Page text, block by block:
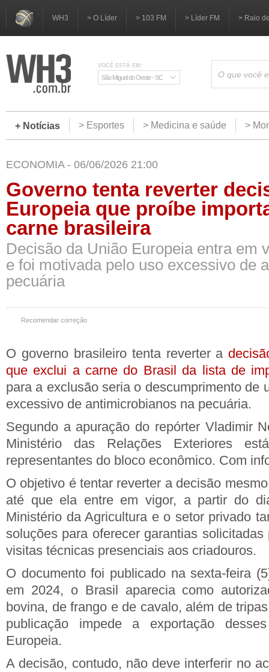
WH3 > O Líder > 103 FM > Líder FM > Raio
VOCÊ ESTÁ EM:
São Miguel do Oeste - SC
+ Notícias > Esportes > Medicina e saúde >
ECONOMIA - 06/06/2026 21:00
Governo tenta reverter
Europeia que proíbe
carne brasileira
Decisão da União Europeia entra em
e foi motivada pelo uso excessivo de
pecuária
Recomendar correção
O governo brasileiro tenta reverter a
que exclui a carne do Brasil da lista de
para a exclusão seria o descumprimento de
excessivo de antimicrobianos na pecuária.
Segundo a apuração do repórter Vladimir
Ministério das Relações Exteriores
representantes do bloco econômico. Com
O objetivo é tentar reverter a decisão
até que ela entre em vigor, a partir do
Ministério da Agricultura e o setor privado
soluções para oferecer garantias
visitas técnicas presenciais aos criadouros.
O documento foi publicado na sexta-feira
em 2024, o Brasil aparecia como
bovina, de frango e de cavalo, além de
publicação impede a exportação
Europeia.
A decisão, contudo, não deve interferir no